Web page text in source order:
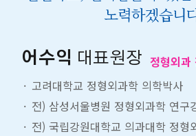
노력하겠습니
어수익 대표원장 정형외과
고려대학교 정형외과학 의학박사
전) 삼성서울병원 정형외과학 연구
전) 국립강원대학교 의과대학 정형